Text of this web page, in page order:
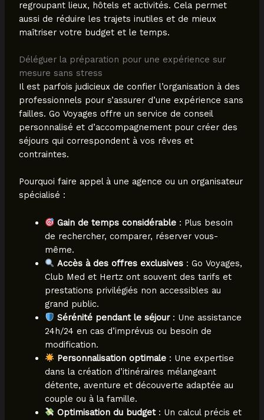
regroupant lieux, hôtels et activités. Cela permet
aussi de réduire les trajets inutiles et de mieux
maîtriser votre budget et le temps.
Déléguer la préparation pour une expérience sur
mesure sans stress
Il est parfois judicieux de confier l’organisation à des
professionnels pour s’assurer d’une expérience sans
failles. Go Voyages offre un service de conseil
personnalisé et d’accompagnement pour créer des
séjours qui correspondent à vos rêves et
contraintes.
Pourquoi faire appel à une agence ou un organisateur
spécialisé :
Gain de temps considérable : Plus besoin
de rechercher, comparer, réserver vous-
même.
Accès à des offres exclusives : Go Voyages,
Club Med et Hertz ont souvent des tarifs et
prestations privilégiés non accessibles au
grand public.
Sérénité pendant le séjour: Une assistance
24h/24 en cas d’imprévus ou besoin de
modification.
Personnalisation optimale : Une expertise
dans la création d’itinéraires mélangeant
détente, aventure et découverte adaptée au
couple ou à la famille.
Optimisation du budget: Un calcul précis et